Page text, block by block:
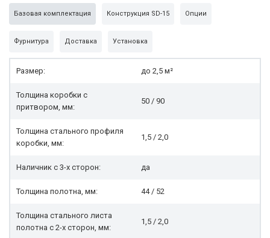
Базовая комплектация Конструкция SD-15 Опции
Фурнитура Доставка Установка
Размер: до 2,5 м²
Толщина коробки с
притвором, мм:
50 / 90
Толщина стального профиля
коробки, мм:
1,5 / 2,0
Наличник с 3-х сторон: да
Толщина полотна, мм: 44 / 52
Толщина стального листа
полотна с 2-х сторон, мм:
1,5 / 2,0